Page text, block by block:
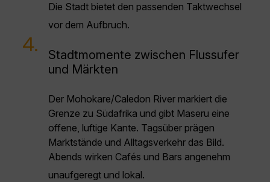
Die Stadt bietet den passenden Taktwechsel
vor dem Aufbruch.
4.
Stadtmomente zwischen Flussufer
und Märkten
Der Mohokare/Caledon River markiert die
Grenze zu Südafrika und gibt Maseru eine
offene, luftige Kante. Tagsüber prägen
Marktstände und Alltagsverkehr das Bild.
Abends wirken Cafés und Bars angenehm
unaufgeregt und lokal.